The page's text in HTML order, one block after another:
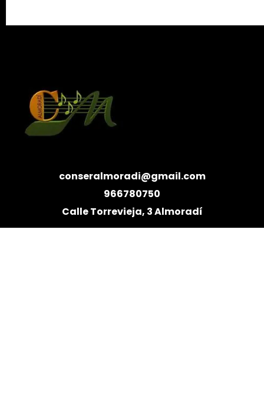
conseralmoradi@gmail.com
966780750
Calle Torrevieja, 3 Almoradí